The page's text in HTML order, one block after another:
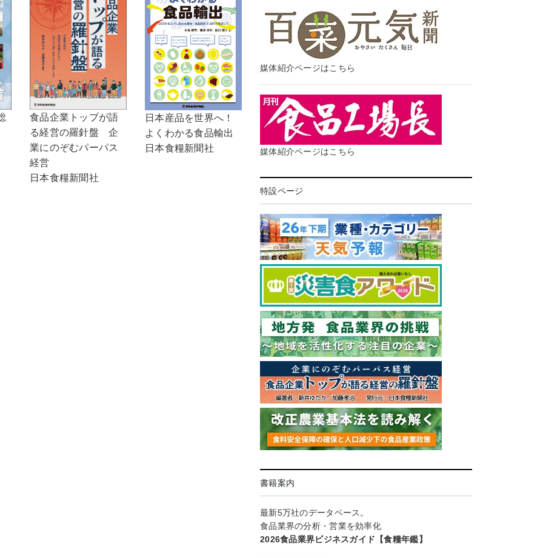
食品企業トップが語
る経営の羅針盤 企
業にのぞむパーパス
経営
日本食糧新聞社
日本産品を世界へ！
よくわかる食品輸出
日本食糧新聞社
媒体紹介ページはこちら
媒体紹介ページはこちら
特設ページ
書籍案内
最新5万社のデータベース。
食品業界の分析・営業を効率化
2026食品業界ビジネスガイド【食糧年鑑】